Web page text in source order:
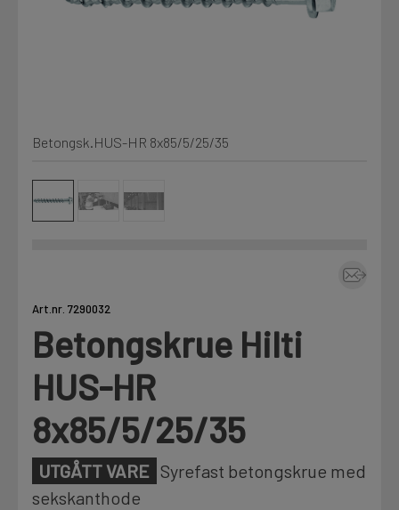
Annet
Fag
Motek
Finn butikk
Prislister
Firmainformasjon
LOGG UT
Betongsk.HUS-HR 8x85/5/25/35
Art.nr. 7290032
Betongskrue Hilti
HUS-HR
8x85/5/25/35
UTGÅTT VARE Syrefast betongskrue med
sekskanthode